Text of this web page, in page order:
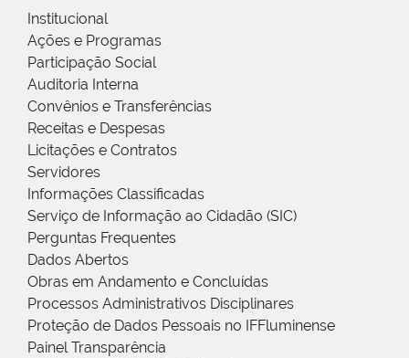
Institucional
Ações e Programas
Participação Social
Auditoria Interna
Convênios e Transferências
Receitas e Despesas
Licitações e Contratos
Servidores
Informações Classificadas
Serviço de Informação ao Cidadão (SIC)
Perguntas Frequentes
Dados Abertos
Obras em Andamento e Concluídas
Processos Administrativos Disciplinares
Proteção de Dados Pessoais no IFFluminense
Painel Transparência